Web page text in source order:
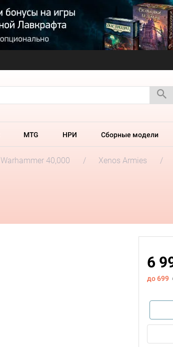
MTG НРИ Сборные модели
Warhammer 40,000 Xenos Armies
6
до 699